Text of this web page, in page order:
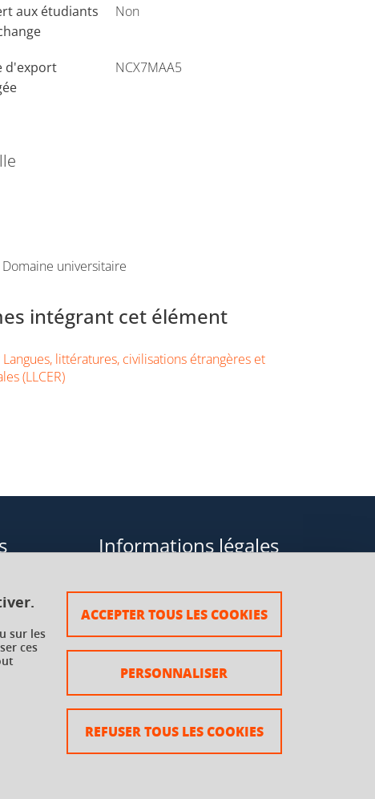
sur les
ces
ACCEPTER TOUS LES COOKIES
REFUSER TOUS LES COOKIES
PERSONNALISER
aux étudiants
Non
d'export
NCX7MAA5
universitaire
intégrant cet élément
littératures, civilisations étrangères et
(LLCER)
à
Informations légales
Plan du site
Mentions légales
Crédits
Accessibilité : non conforme